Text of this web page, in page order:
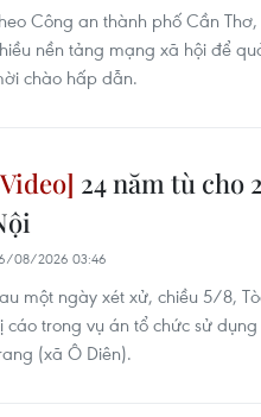
Công an thành phố Cần
nền tảng mạng xã hội để
chào hấp dẫn.
24 năm tù cho
08/2026 03:46
một ngày xét xử, chiều 5/8,
cáo trong vụ án tổ chức sử
(xã Ô Diên).